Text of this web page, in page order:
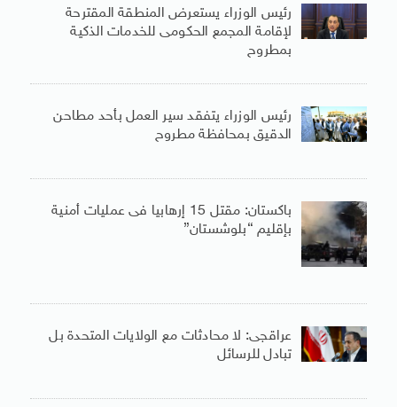
رئيس الوزراء يستعرض المنطقة المقترحة
لإقامة المجمع الحكومى للخدمات الذكية
بمطروح
رئيس الوزراء يتفقد سير العمل بأحد مطاحن
الدقيق بمحافظة مطروح
باكستان: مقتل 15 إرهابيا فى عمليات أمنية
بإقليم “بلوشستان”
عراقجى: لا محادثات مع الولايات المتحدة بل
تبادل للرسائل